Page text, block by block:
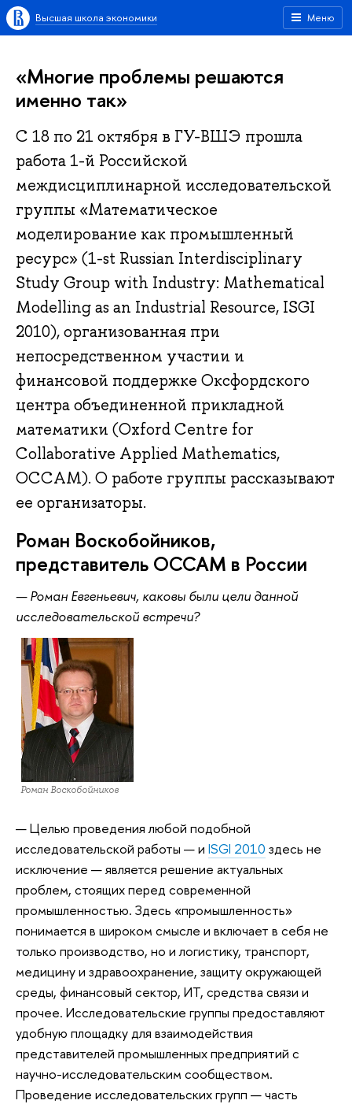
Меню
Высшая школа экономики
«Многие проблемы решаются
именно так»
С 18 по 21 октября в ГУ-ВШЭ прошла
работа 1-й Российской
междисциплинарной исследовательской
группы «Математическое
моделирование как промышленный
ресурс» (1-st Russian Interdisciplinary
Study Group with Industry: Mathematical
Modelling as an Industrial Resource, ISGI
2010), организованная при
непосредственном участии и
финансовой поддержке Оксфордского
центра объединенной прикладной
математики (Oxford Centre for
Collaborative Applied Mathematics,
OCCAM). О работе группы рассказывают
ее организаторы.
Роман Воскобойников,
представитель OCCAM в России
— Роман Евгеньевич, каковы были цели данной
исследовательской встречи?
Роман Воскобойников
— Целью проведения любой подобной
исследовательской работы — и ISGI 2010 здесь не
исключение — является решение актуальных
проблем, стоящих перед современной
промышленностью. Здесь «промышленность»
понимается в широком смысле и включает в себя не
только производство, но и логистику, транспорт,
медицину и здравоохранение, защиту окружающей
среды, финансовый сектор, ИТ, средства связи и
прочее. Исследовательские группы предоставляют
удобную площадку для взаимодействия
представителей промышленных предприятий с
научно-исследовательским сообществом.
Проведение исследовательских групп — часть